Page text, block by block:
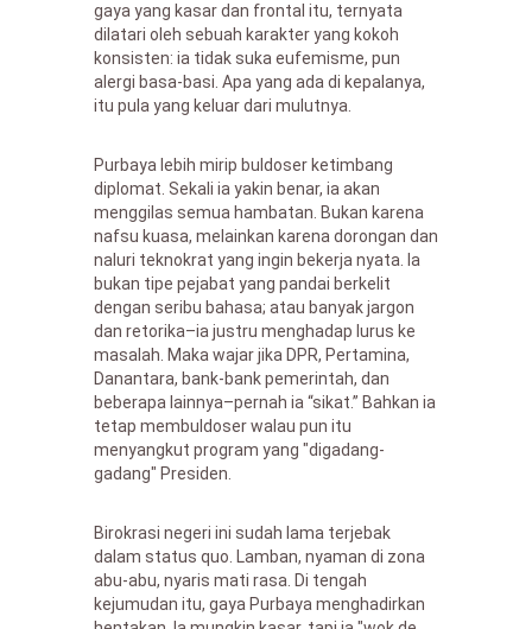
gaya yang kasar dan frontal itu, ternyata
dilatari oleh sebuah karakter yang kokoh
konsisten: ia tidak suka eufemisme, pun
alergi basa-basi. Apa yang ada di kepalanya,
itu pula yang keluar dari mulutnya.
Purbaya lebih mirip buldoser ketimbang
diplomat. Sekali ia yakin benar, ia akan
menggilas semua hambatan. Bukan karena
nafsu kuasa, melainkan karena dorongan dan
naluri teknokrat yang ingin bekerja nyata. Ia
bukan tipe pejabat yang pandai berkelit
dengan seribu bahasa; atau banyak jargon
dan retorika–ia justru menghadap lurus ke
masalah. Maka wajar jika DPR, Pertamina,
Danantara, bank-bank pemerintah, dan
beberapa lainnya–pernah ia “sikat.” Bahkan ia
tetap membuldoser walau pun itu
menyangkut program yang "digadang-
gadang" Presiden.
Birokrasi negeri ini sudah lama terjebak
dalam status quo. Lamban, nyaman di zona
abu-abu, nyaris mati rasa. Di tengah
kejumudan itu, gaya Purbaya menghadirkan